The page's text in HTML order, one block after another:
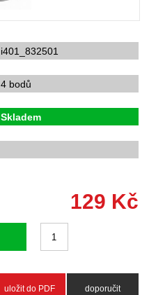
i401_832501
4 bodů
Skladem
129 Kč
uložit do PDF doporučit